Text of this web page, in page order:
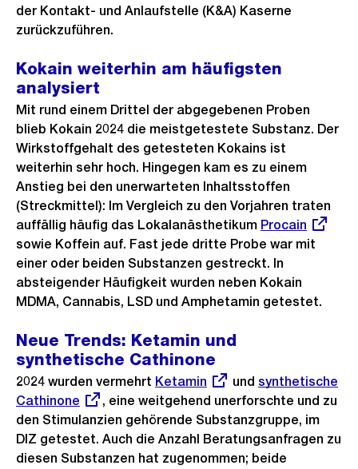
der Kontakt- und Anlaufstelle (K&A) Kaserne
zurückzuführen.
Kokain weiterhin am häufigsten
analysiert
Mit rund einem Drittel der abgegebenen Proben
blieb Kokain 2024 die meistgetestete Substanz. Der
Wirkstoffgehalt des getesteten Kokains ist
weiterhin sehr hoch. Hingegen kam es zu einem
Anstieg bei den unerwarteten Inhaltsstoffen
(Streckmittel): Im Vergleich zu den Vorjahren traten
auffällig häufig das Lokalanästhetikum Externer
Link:
Procain
sowie Koffein auf. Fast jede dritte Probe war mit
einer oder beiden Substanzen gestreckt. In
absteigender Häufigkeit wurden neben Kokain
MDMA, Cannabis, LSD und Amphetamin getestet.
Neue Trends: Ketamin und
synthetische Cathinone
2024 wurden vermehrt Externer
Link:
Ketamin und Externer
Link:
synthetische
Cathinone
, eine weitgehend unerforschte und zu
den Stimulanzien gehörende Substanzgruppe, im
DIZ getestet. Auch die Anzahl Beratungsanfragen zu
diesen Substanzen hat zugenommen; beide